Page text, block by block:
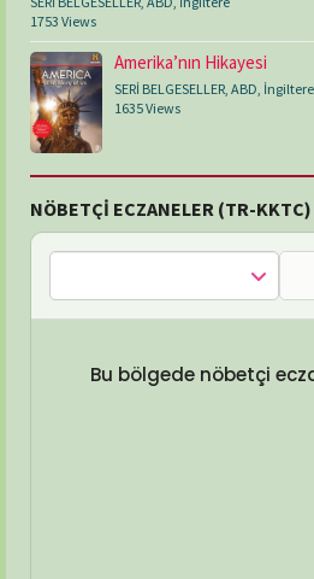
1753 Views
Amerika’nın Hikayesi
SERİ BELGESELLER ABD İngiltere
1635 Views
NÖBETÇİ ECZANELER (TR-KKTC)
Bu bölgede nöbetçi